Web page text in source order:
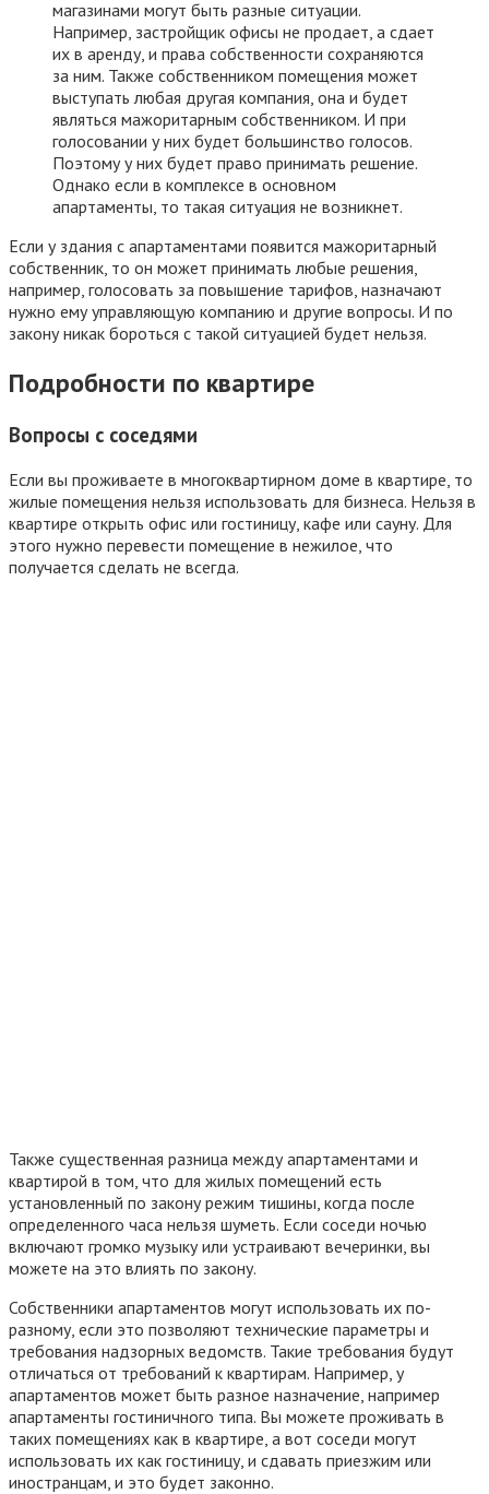
магазинами могут быть разные ситуации.
Например, застройщик офисы не продает, а сдает
их в аренду, и права собственности сохраняются
за ним. Также собственником помещения может
выступать любая другая компания, она и будет
являться мажоритарным собственником. И при
голосовании у них будет большинство голосов.
Поэтому у них будет право принимать решение.
Однако если в комплексе в основном
апартаменты, то такая ситуация не возникнет.
Если у здания с апартаментами появится мажоритарный
собственник, то он может принимать любые решения,
например, голосовать за повышение тарифов, назначают
нужно ему управляющую компанию и другие вопросы. И по
закону никак бороться с такой ситуацией будет нельзя.
Подробности по квартире
Вопросы с соседями
Если вы проживаете в многоквартирном доме в квартире, то
жилые помещения нельзя использовать для бизнеса. Нельзя в
квартире открыть офис или гостиницу, кафе или сауну. Для
этого нужно перевести помещение в нежилое, что
получается сделать не всегда.
Также существенная разница между апартаментами и
квартирой в том, что для жилых помещений есть
установленный по закону режим тишины, когда после
определенного часа нельзя шуметь. Если соседи ночью
включают громко музыку или устраивают вечеринки, вы
можете на это влиять по закону.
Собственники апартаментов могут использовать их по-
разному, если это позволяют технические параметры и
требования надзорных ведомств. Такие требования будут
отличаться от требований к квартирам. Например, у
апартаментов может быть разное назначение, например
апартаменты гостиничного типа. Вы можете проживать в
таких помещениях как в квартире, а вот соседи могут
использовать их как гостиницу, и сдавать приезжим или
иностранцам, и это будет законно.